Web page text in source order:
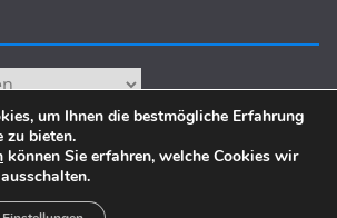
© 2026. Alle Rechte vorbehalten.
um Ihnen die bestmögliche Erfahrung
zu bieten.
können Sie erfahren, welche Cookies wir